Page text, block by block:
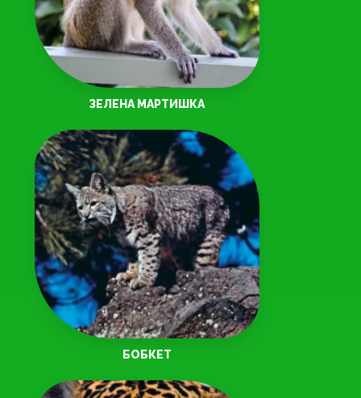
ЗЕЛЕНА МАРТИШКА
БОБКЕТ